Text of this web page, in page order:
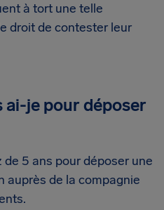
à tort une telle
droit de contester leur
ai-je pour déposer
5 ans pour déposer une
auprès de la compagnie